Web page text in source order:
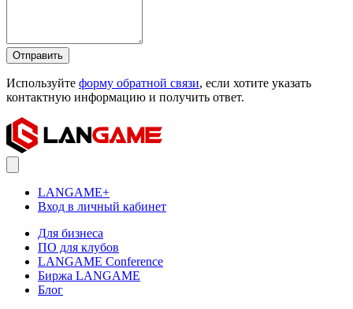
Отправить
Используйте форму обратной связи, если хотите указать
контактную информацию и получить ответ.
LANGAME+
Вход в личный кабинет
Для бизнеса
ПО для клубов
LANGAME Conference
Биржа LANGAME
Блог